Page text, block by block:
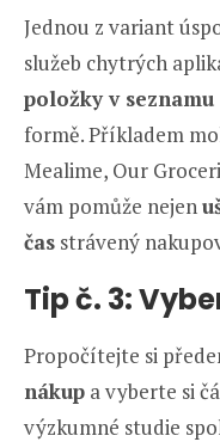
Jednou z variant
služeb chytrých
položky v
formě. Příkladem
Mealime, Our
vám pomůže nejen
čas strávený
Tip č. 3:
Propočítejte si
nákup a vyberte si
výzkumné studie